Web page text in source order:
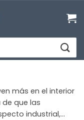
más en el interior
de que las
industrial,